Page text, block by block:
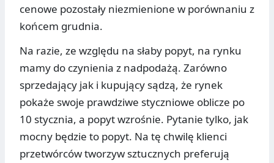
cenowe pozostały niezmienione w porównaniu z
końcem grudnia.
Na razie, ze względu na słaby popyt, na rynku
mamy do czynienia z nadpodażą. Zarówno
sprzedający jak i kupujący sądzą, że rynek
pokaże swoje prawdziwe styczniowe oblicze po
10 stycznia, a popyt wzrośnie. Pytanie tylko, jak
mocny będzie to popyt. Na tę chwilę klienci
przetwórców tworzyw sztucznych preferują